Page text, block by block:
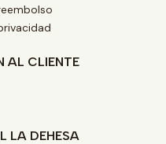
AL CLIENTE
LA DEHESA